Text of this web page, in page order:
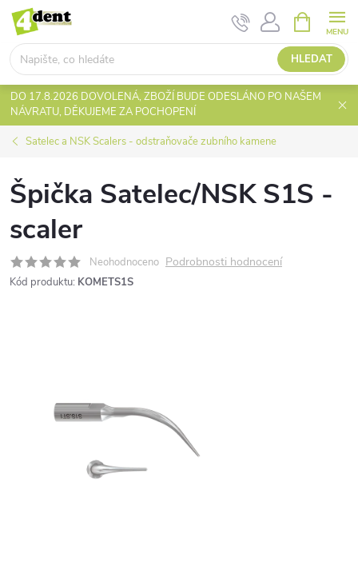
Přejít
obsah
HLEDAT
NÁKUPNÍ
KOŠÍK
DO 17.8.2026 DOVOLENÁ, ZBOŽÍ BUDE ODESLÁNO PO NAŠEM
NÁVRATU, DĚKUJEME ZA POCHOPENÍ
Satelec a NSK Scalers - odstraňovače zubního kamene
Špička Satelec/NSK S1S -
scaler
Neohodnoceno Podrobnosti hodnocení
Kód produktu: KOMETS1S